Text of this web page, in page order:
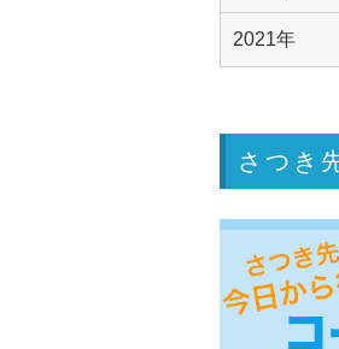
2021年
さつき